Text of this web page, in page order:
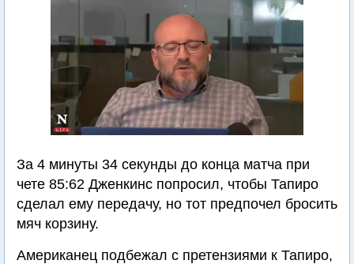
За 4 минуты 34 секунды до конца матча при
чете 85:62 Дженкинс попросил, чтобы Тапиро
сделал ему передачу, но тот предпочел бросить
мяч корзину.
Американец подбежал с претензиями к Тапиро,